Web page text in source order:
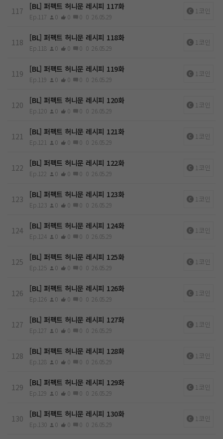
117 [BL] 퍼펙트 허니문 레시피 117화
Ep.117 0 0 0 0 26.05.29
1코인
118 [BL] 퍼펙트 허니문 레시피 118화
Ep.118 0 0 0 0 26.05.29
1코인
119 [BL] 퍼펙트 허니문 레시피 119화
Ep.119 0 0 0 0 26.05.29
1코인
120 [BL] 퍼펙트 허니문 레시피 120화
Ep.120 0 0 0 0 26.05.29
1코인
121 [BL] 퍼펙트 허니문 레시피 121화
Ep.121 0 0 0 0 26.05.29
1코인
122 [BL] 퍼펙트 허니문 레시피 122화
Ep.122 0 0 0 0 26.05.29
1코인
123 [BL] 퍼펙트 허니문 레시피 123화
Ep.123 0 0 0 0 26.05.29
1코인
124 [BL] 퍼펙트 허니문 레시피 124화
Ep.124 0 0 0 0 26.05.29
1코인
125 [BL] 퍼펙트 허니문 레시피 125화
Ep.125 0 0 0 0 26.05.29
1코인
126 [BL] 퍼펙트 허니문 레시피 126화
Ep.126 0 0 0 0 26.05.29
1코인
127 [BL] 퍼펙트 허니문 레시피 127화
Ep.127 0 0 0 0 26.05.29
1코인
128 [BL] 퍼펙트 허니문 레시피 128화
Ep.128 0 0 0 0 26.05.29
1코인
129 [BL] 퍼펙트 허니문 레시피 129화
Ep.129 0 0 0 0 26.05.29
1코인
130 [BL] 퍼펙트 허니문 레시피 130화
Ep.130 0 0 0 0 26.05.29
1코인